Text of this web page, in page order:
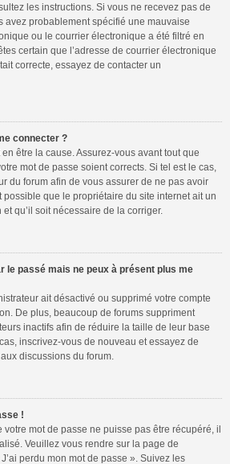
les instructions. Si vous ne recevez pas de
avez probablement spécifié une mauvaise
ou le courrier électronique a été filtré en
certain que l’adresse de courrier électronique
correcte, essayez de contacter un
connecter ?
être la cause. Assurez-vous avant tout que
mot de passe soient corrects. Si tel est le cas,
du forum afin de vous assurer de ne pas avoir
possible que le propriétaire du site internet ait un
qu’il soit nécessaire de la corriger.
le passé mais ne peux à présent plus me
ait désactivé ou supprimé votre compte
De plus, beaucoup de forums suppriment
inactifs afin de réduire la taille de leur base
inscrivez-vous de nouveau et essayez de
discussions du forum.
!
votre mot de passe ne puisse pas être récupéré, il
Veuillez vous rendre sur la page de
perdu mon mot de passe ». Suivez les